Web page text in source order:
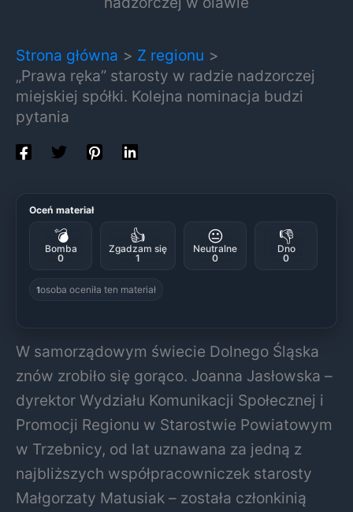
Strona główna
Z regionu
„Prawa ręka” starosty w radzie nadzorczej
miejskiej spółki. Kolejna nominacja budzi
pytania
Oceń materiał
💣
Bomba
0
👍
Zgadzam się
1
😐
Neutralne
0
👎
Dno
0
1osoba oceniła ten materiał
W samorządowym świecie Dolnego Śląska
znów zrobiło się gorąco. Joanna Jasłowska –
dyrektor Wydziału Komunikacji Społecznej i
Promocji Regionu w Starostwie Powiatowym
w Trzebnicy, od lat uznawana za jedną z
najbliższych współpracowniczek starosty
Małgorzaty Matusiak – została członkinią